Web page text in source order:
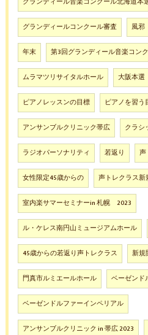
グランディールコンクール審査 風邪
年末 第3回グランディール音楽コン
ムラマツリサイタルホール 大阪本選
ピアノレッスンの目標 ピアノを習う
アンサンブルクリニック帯広 クラシ
ラジオパーソナリティ 若返り 声
女性限定45歳からの 声トレクラス新
室内楽サマーセミナーin 札幌 2023
ル・ケレス南円山ミュージアムホール
45歳からの若返り声トレクラス 新規
門真市ルミエールホール ベーゼンド
ベーゼンドルファーインペリアル
アンサンブルクリニック in 帯広 2023